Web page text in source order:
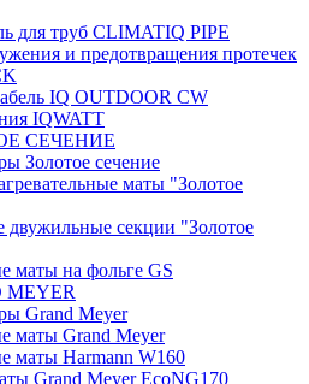
для труб CLIMATIQ PIPE
и предотвращения протечек
IQ OUTDOOR CW
IQWATT
СЕЧЕНИЕ
Золотое сечение
маты "Золотое
двужильные секции "Золотое
маты на фольге GS
MEYER
Grand Meyer
маты Grand Meyer
маты Harmann W160
Grand Meyer EcoNG170